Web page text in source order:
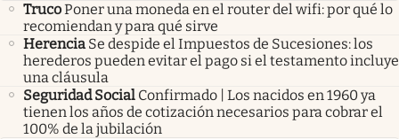
TrucoPoner una moneda en el router del wifi: por qué lo
recomiendan y para qué sirve
Herencia Se despide el Impuestos de Sucesiones: los
herederos pueden evitar el pago si el testamento incluye
una cláusula
Seguridad Social Confirmado | Los nacidos en 1960 ya
tienen los años de cotización necesarios para cobrar el
100% de la jubilación